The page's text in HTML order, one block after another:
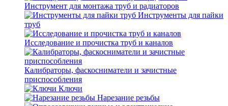
Инструмент для монтажа труб и радиаторов
Инструменты для пайки
труб
Исследование и прочистка труб и каналов
Калибраторы, фаскосниматели и зачистные
приспособления
Ключи
Нарезание резьбы